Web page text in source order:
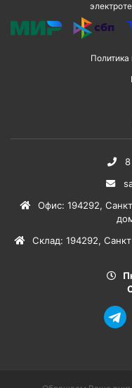
Офис: 194292,
Склад: 194292,